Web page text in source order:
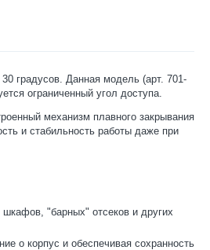
градусов. Данная модель (арт. 701-
ограниченный угол доступа.
механизм плавного закрывания
и стабильность работы даже при
"барных" отсеков и других
о корпус и обеспечивая сохранность